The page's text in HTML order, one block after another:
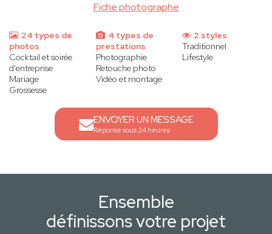
Fiche photographe
24 types de
photos
Cocktail et soirée
d'entreprise
Mariage
Grossesse
4 types de
prestations
Photographie
Retouche photo
Vidéo et montage
2 styles
Traditionnel
Lifestyle
ENVOYER UN MESSAGE
Réponse sous 24 heures
Ensemble
définissons votre projet